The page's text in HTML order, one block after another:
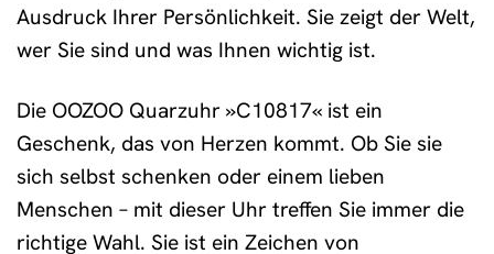
Ausdruck Ihrer Persönlichkeit. Sie zeigt der Welt,
wer Sie sind und was Ihnen wichtig ist.
Die OOZOO Quarzuhr »C10817« ist ein
Geschenk, das von Herzen kommt. Ob Sie sie
sich selbst schenken oder einem lieben
Menschen – mit dieser Uhr treffen Sie immer die
richtige Wahl. Sie ist ein Zeichen von